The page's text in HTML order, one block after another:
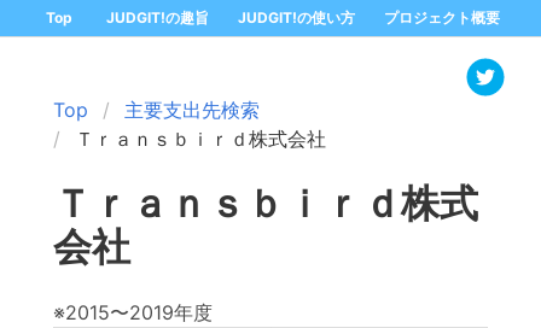
Top JUDGIT!の趣旨 JUDGIT!の使い方 プロジェクト概要
Top
主要支出先検索
Ｔｒａｎｓｂｉｒｄ株式会社
Ｔｒａｎｓｂｉｒｄ株式
会社
※2015〜2019年度